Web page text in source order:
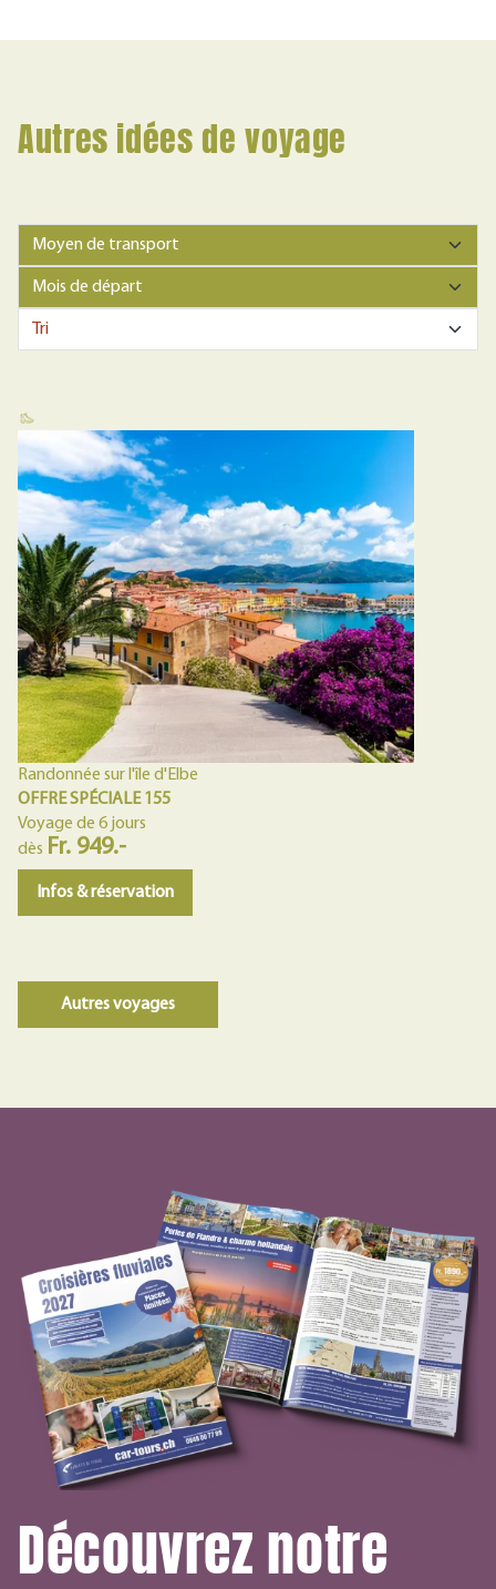
Autres idées de voyage
Randonnée sur l'île d'Elbe
OFFRE SPÉCIALE 155
Voyage de 6 jours
dès Fr. 949.-
Infos & réservation
Autres voyages
Découvrez notre